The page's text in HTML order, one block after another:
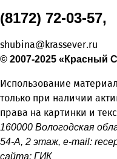
(8172) 72-03-57,
shubina@krassever.ru
© 2007-2025 «Красный
Использование
только при наличии
права на картинки и
160000 Вологодская
54-А, 2 этаж, e-mail:
сайта: ГИК